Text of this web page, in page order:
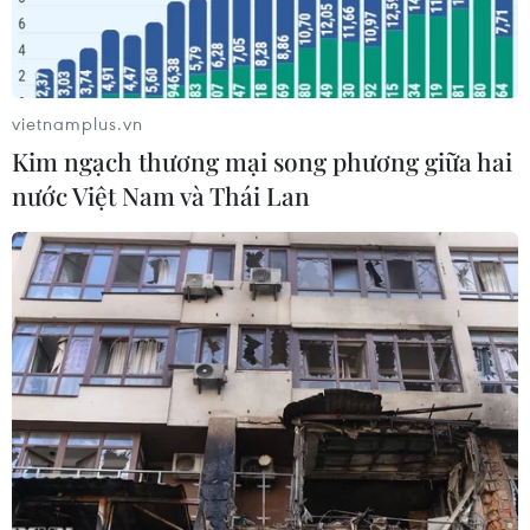
Hiện trường vụ tấn công nhằm vào trạm cảnh sát ở bang Shan,
Myanmar, ngày 15/8/2019. (Nguồn: AFP/TTXVN)
Tính đến ngày 16/8, số người thương vong trong
loạt vụ tấn công do 3 nhóm vũ trang nổi dậy ở
Myanmar tiến hành trước đó một ngày nhằm
vietnamplus.vn
Kim ngạch thương mại song phương giữa hai
nước Việt Nam và Thái Lan